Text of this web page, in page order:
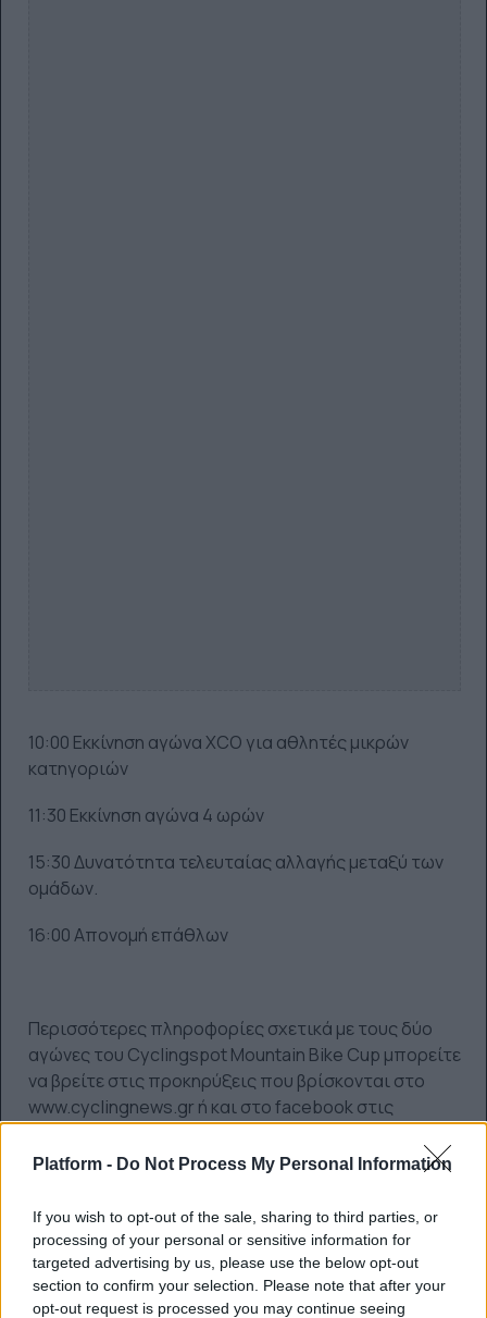
Platform - Do Not Process My Personal Information
If you wish to opt-out of the sale, sharing to third parties, or
processing of your personal or sensitive information for
targeted advertising by us, please use the below opt-out
section to confirm your selection. Please note that after your
opt-out request is processed you may continue seeing
10:00 Εκκίνηση αγώνα XCO για αθλητές μικρών
κατηγοριών
11:30 Εκκίνηση αγώνα 4 ωρών
15:30 Δυνατότητα τελευταίας αλλαγής μεταξύ των
ομάδων.
16:00 Απονομή επάθλων
Περισσότερες πληροφορίες σχετικά με τους δύο
αγώνες του Cyclingspot Mountain Bike Cup μπορείτε
να βρείτε στις προκηρύξεις που βρίσκονται στο
www.cyclingnews.gr ή και στο facebook στις
https://www.facebook.com/Cyclingspot/events
ΠΡΟΗΓΟΎΜΕΝΟ ΆΡΘΡΟ: TΟ ΠΟΛΥΑΝΑΜΕΝΌΜΕΝΟ
ΠΡΟΗΓ ΕΠΌΜΕΝΟ ΆΡΘΡΟ:
ΕΠΌΜΕΝΟ